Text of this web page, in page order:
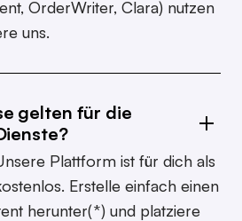
OrderWriter, Clara) nutzen
uns.
gelten für die
Plattform ist für dich als
Erstelle einfach einen
herunter(*) und platziere